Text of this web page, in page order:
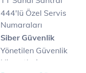
444'lü Özel Servis
Numaraları
Siber Güvenlik
Yönetilen Güvenlik
Hizmetleri